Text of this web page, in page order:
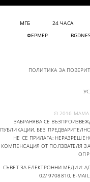
МГБ 24 ЧАСА
ФЕРМЕР
ПОЛИТИКА ЗА
© 2016 МАМА
ЗАБРАНЯВА СЕ
ПУБЛИКАЦИИ, БЕЗ
НЕ СЕ ПРИЛАГА;
КОМПЕНСАЦИЯ ОТ ПОЛЗВАТЕЛЯ
СЪВЕТ ЗА ЕЛЕКТРОННИ МЕДИИ:
02/ 9708810, E-MAIL: